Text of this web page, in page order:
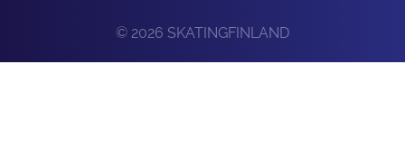
© 2026 SKATINGFINLAND